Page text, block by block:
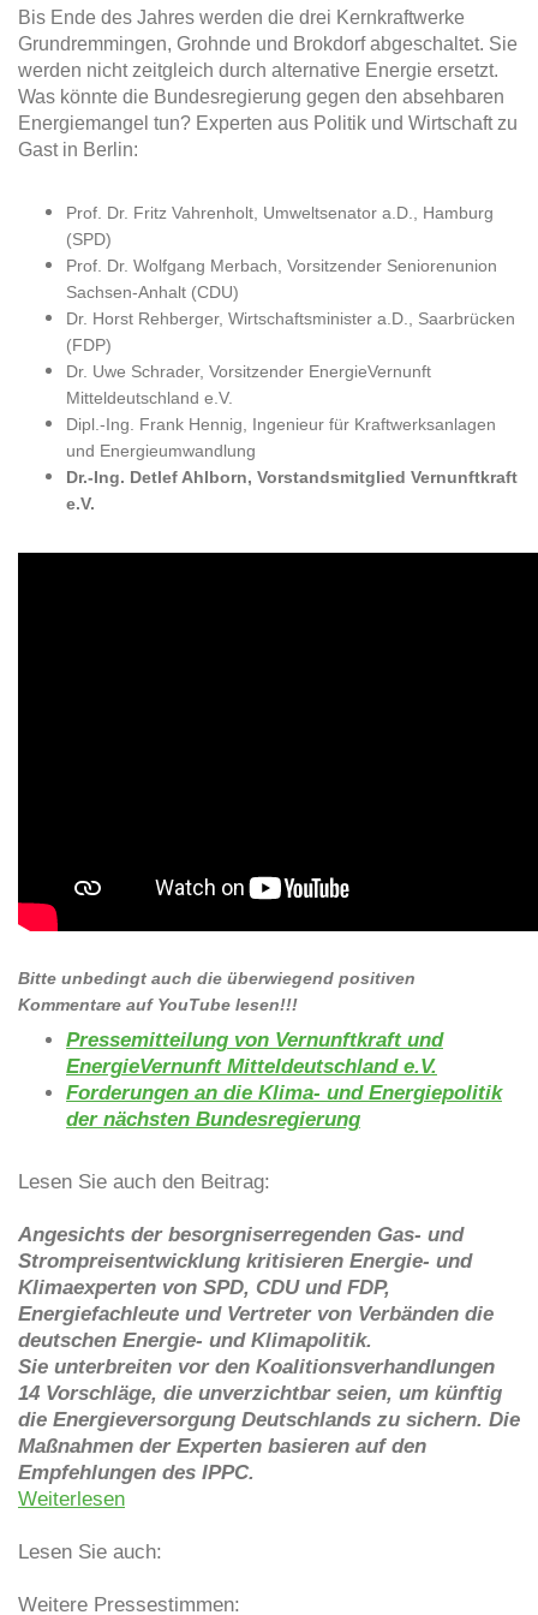
Bis Ende des Jahres werden die drei Kernkraftwerke
Grundremmingen, Grohnde und Brokdorf abgeschaltet. Sie
werden nicht zeitgleich durch alternative Energie ersetzt.
Was könnte die Bundesregierung gegen den absehbaren
Energiemangel tun? Experten aus Politik und Wirtschaft zu
Gast in Berlin:
Prof. Dr. Fritz Vahrenholt, Umweltsenator a.D., Hamburg
(SPD)
Prof. Dr. Wolfgang Merbach, Vorsitzender Seniorenunion
Sachsen-Anhalt (CDU)
Dr. Horst Rehberger, Wirtschaftsminister a.D., Saarbrücken
(FDP)
Dr. Uwe Schrader, Vorsitzender EnergieVernunft
Mitteldeutschland e.V.
Dipl.-Ing. Frank Hennig, Ingenieur für Kraftwerksanlagen
und Energieumwandlung
Dr.-Ing. Detlef Ahlborn, Vorstandsmitglied Vernunftkraft
e.V.
Bitte unbedingt auch die überwiegend positiven
Kommentare auf YouTube lesen!!!
Pressemitteilung von Vernunftkraft und
EnergieVernunft Mitteldeutschland e.V.
Forderungen an die Klima- und Energiepolitik
der nächsten Bundesregierung
Lesen Sie auch den Beitrag:
Angesichts der besorgniserregenden Gas- und
Strompreisentwicklung kritisieren Energie- und
Klimaexperten von SPD, CDU und FDP,
Energiefachleute und Vertreter von Verbänden die
deutschen Energie- und Klimapolitik.
Sie unterbreiten vor den Koalitionsverhandlungen
14 Vorschläge, die unverzichtbar seien, um künftig
die Energieversorgung Deutschlands zu sichern. Die
Maßnahmen der Experten basieren auf den
Empfehlungen des IPPC.
Weiterlesen
Lesen Sie auch:
Weitere Pressestimmen: